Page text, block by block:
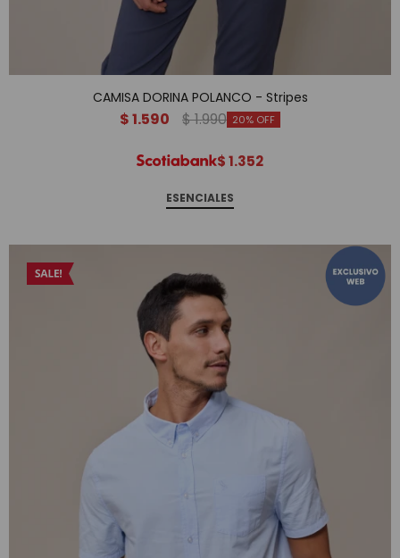
CAMISA DORINA POLANCO - Stripes
$1.590 $1.990 20
$1.352
ESENCIALES